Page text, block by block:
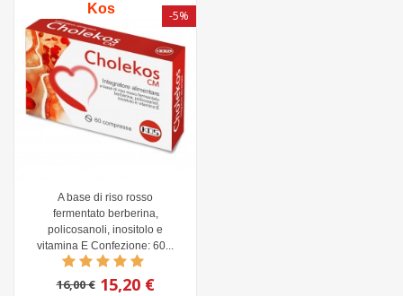
Kos
A base di riso rosso
fermentato berberina,
policosanoli, inositolo e
vitamina E Confezione: 60...
16,00 €
-5%
15,20 €